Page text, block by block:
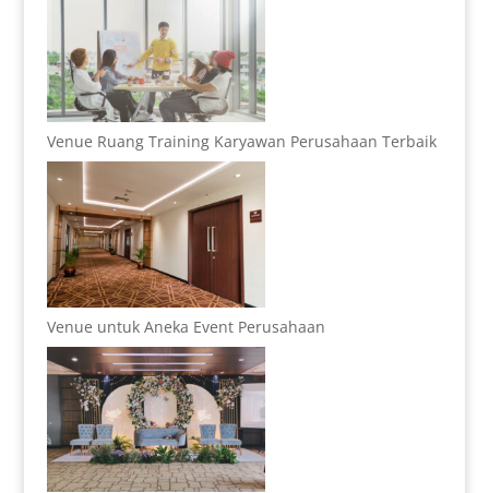
Venue Ruang Training Karyawan Perusahaan Terbaik
Venue untuk Aneka Event Perusahaan